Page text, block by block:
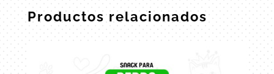
Productos relacionados